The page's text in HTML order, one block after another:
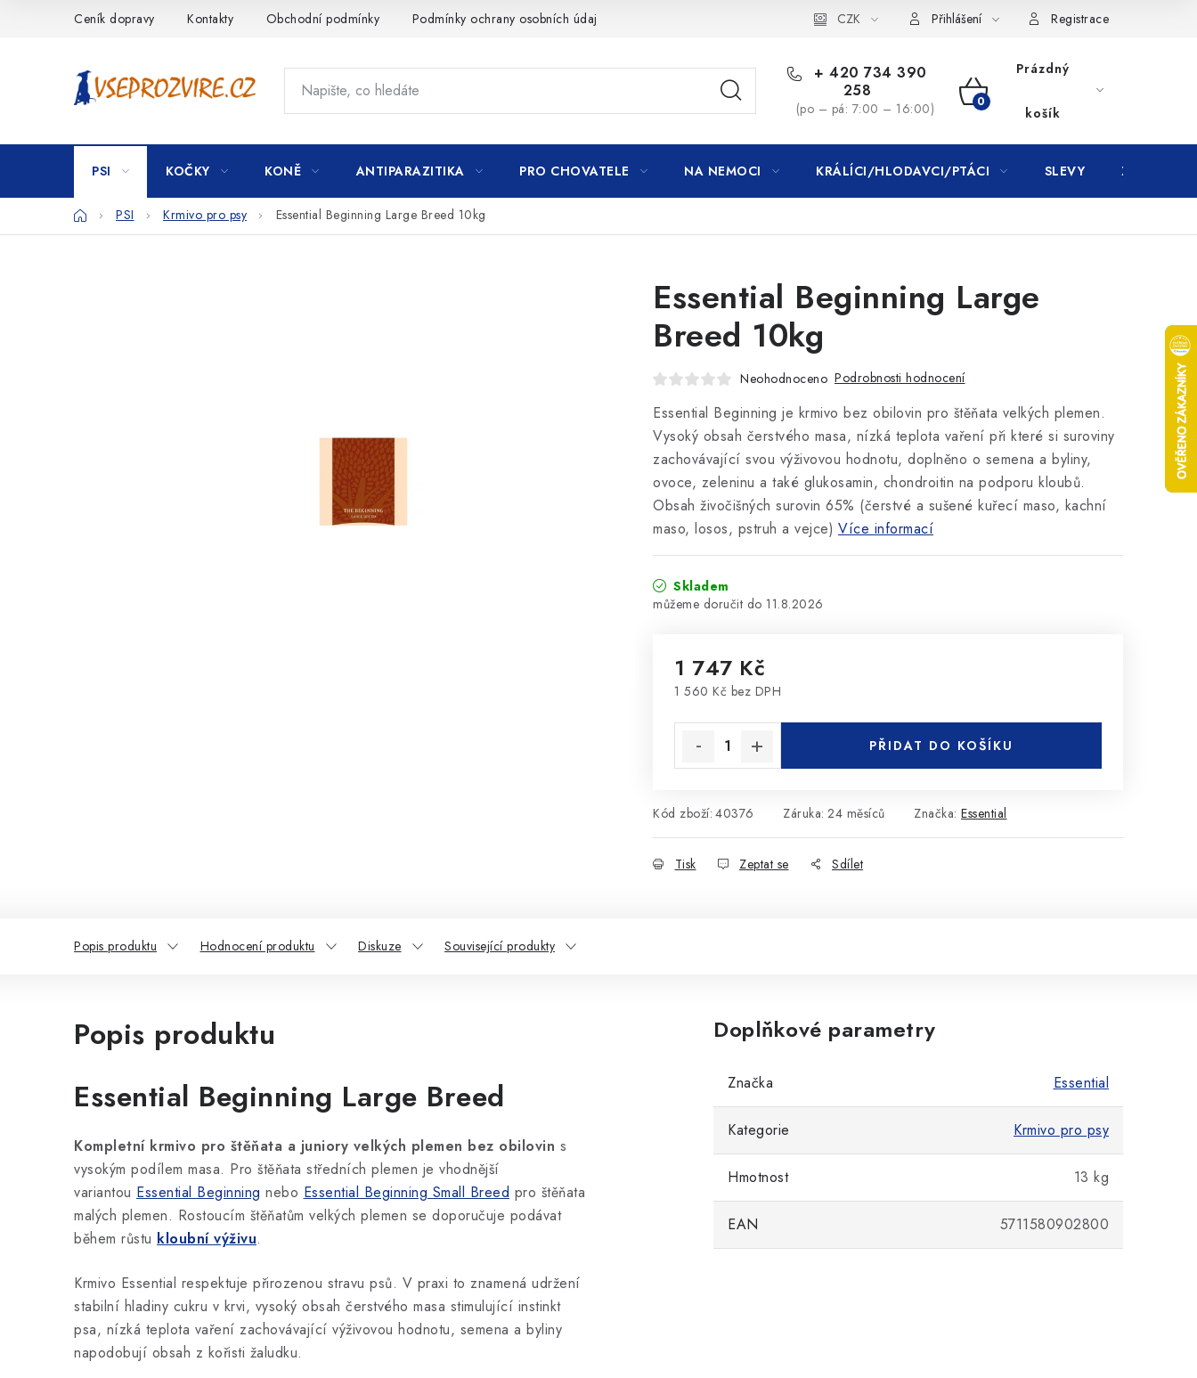
Ceník dopravy Kontakty Obchodní podmínky Podmínky ochrany osobních údajů CZK Přihlášení Registrace
+ 420 734 390
258
(po – pá: 7:00 – 16:00)
NÁKUPNÍ
KOŠÍK
Prázdný
košík
PSI KOČKY KONĚ ANTIPARAZITIKA PRO CHOVATELE NA NEMOCI KRÁLÍCI/HLODAVCI/PTÁCI SLEVY ZNAČKY
DomůPSI Krmivo pro psy Essential Beginning Large Breed 10kg
Essential Beginning Large
Breed 10kg
Neohodnoceno Podrobnosti hodnocení
Essential Beginning je krmivo bez obilovin pro štěňata velkých plemen.
Vysoký obsah čerstvého masa, nízká teplota vaření při které si suroviny
zachovávající svou výživovou hodnotu, doplněno o semena a byliny,
ovoce, zeleninu a také glukosamin, chondroitin na podporu kloubů.
Obsah živočišných surovin 65% (čerstvé a sušené kuřecí maso, kachní
maso, losos, pstruh a vejce) Více informací
Skladem
11.8.2026
1 747 Kč
1 560 Kč bez DPH
PŘIDAT DO KOŠÍKU
Kód zboží: 40376 Záruka: 24 měsíců Značka: Essential
Tisk Zeptat se Sdílet
Popis produktu Hodnocení produktu Diskuze Související produkty
Popis produktu
Essential Beginning Large Breed
Kompletní krmivo pro štěňata a juniory velkých plemen bez obilovin s
vysokým podílem masa. Pro štěňata středních plemen je vhodnější
variantou Essential Beginning nebo Essential Beginning Small Breed pro štěňata
malých plemen. Rostoucím štěňatům velkých plemen se doporučuje podávat
během růstu kloubní výživu.
Krmivo Essential respektuje přirozenou stravu psů. V praxi to znamená udržení
stabilní hladiny cukru v krvi, vysoký obsah čerstvého masa stimulující instinkt
psa, nízká teplota vaření zachovávající výživovou hodnotu, semena a byliny
napodobují obsah z kořisti žaludku.
Doplňkové parametry
Značka Essential
Kategorie Krmivo pro psy
Hmotnost 13 kg
EAN 5711580902800